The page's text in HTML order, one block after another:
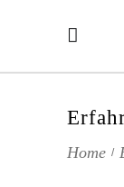
Home /